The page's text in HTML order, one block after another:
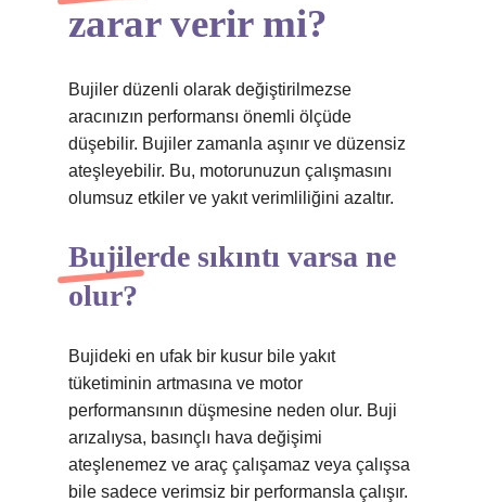
zarar verir mi?
Bujiler düzenli olarak değiştirilmezse
aracınızın performansı önemli ölçüde
düşebilir. Bujiler zamanla aşınır ve düzensiz
ateşleyebilir. Bu, motorunuzun çalışmasını
olumsuz etkiler ve yakıt verimliliğini azaltır.
Bujilerde sıkıntı varsa ne
olur?
Bujideki en ufak bir kusur bile yakıt
tüketiminin artmasına ve motor
performansının düşmesine neden olur. Buji
arızalıysa, basınçlı hava değişimi
ateşlenemez ve araç çalışamaz veya çalışsa
bile sadece verimsiz bir performansla çalışır.